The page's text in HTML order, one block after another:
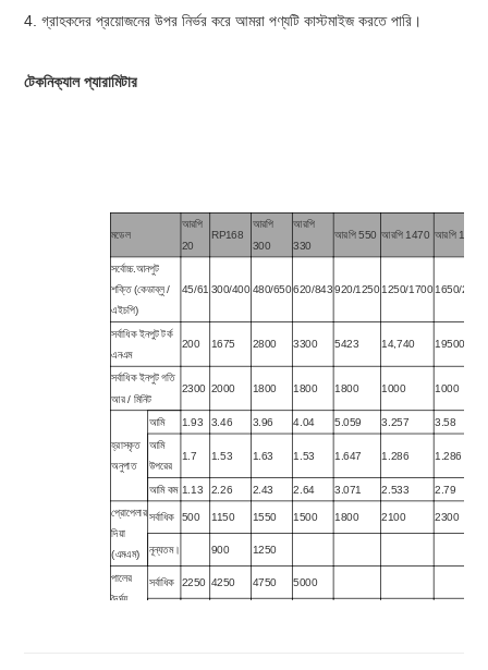
4. গ্রাহকদের প্রয়োজনের উপর নির্ভর করে আমরা পণ্যটি কাস্টমাইজ করতে পারি।
টেকনিক্যাল প্যারামিটার
মডেল
আরপি
20
RP168
আরপি
300
আরপি
330
আরপি 550 আরপি 1470 আরপি 1950
সর্বোচ্চ.আনপুট
শক্তি (কেডাব্লু /
এইচপি)
45/61 300/400 480/650620/843 920/1250 1250/1700 1650/2244
সর্বাধিক ইনপুট টর্ক
এনএম
200 1675 2800 3300 5423 14,740 19500
সর্বাধিক ইনপুট গতি
আর / মিনিট
2300 2000 1800 1800 1800 1000 1000
হ্রাসকৃত
অনুপাত
আমি 1.93 3.46 3.96 4.04 5.059 3.257
3.58
আমি
উপরের
1.7 1.53 1.63 1.53 1.647 1.286 1.286
আমি কম 1.13 2.26 2.43 2.64 3.071 2.533
2.79
প্রোপেলার
দিয়া
(এমএম)
সর্বাধিক 500 1150 1550 1500 1800 2100 2300
নূন্যতম। 900 1250
পালের
দৈর্ঘ্য
সর্বাধিক 2250 4250 4750 5000